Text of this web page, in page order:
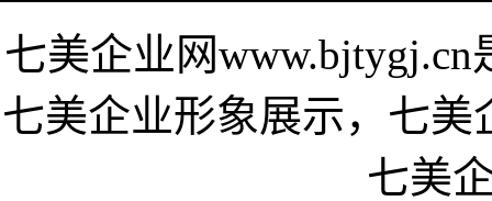
七美企业网
七美企业形象展示，七
七美